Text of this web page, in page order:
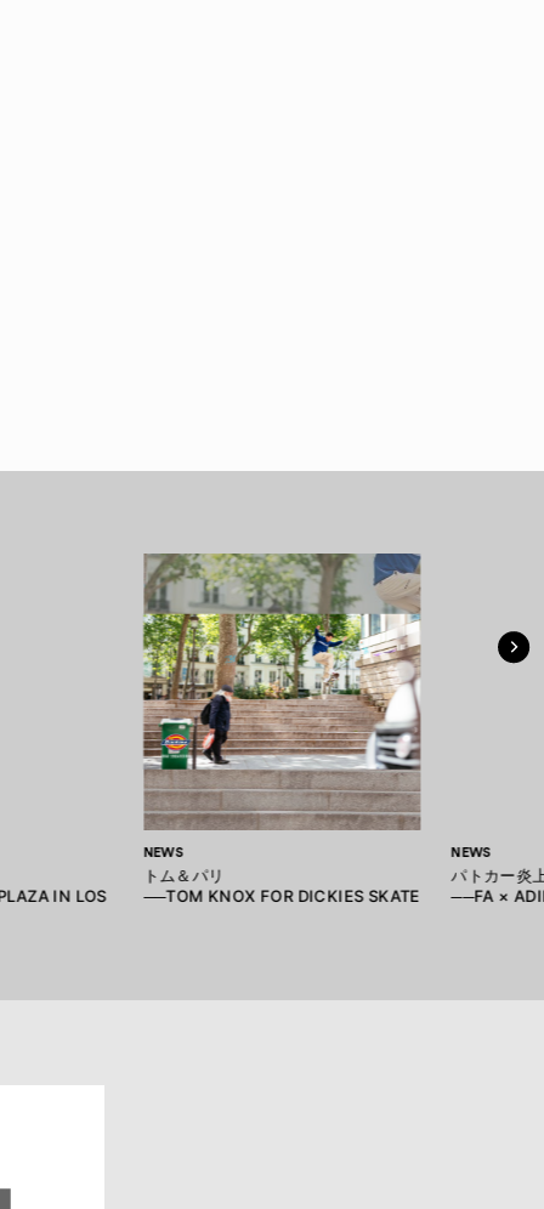
IN LOS
NEWS
トム＆パリ
──TOM KNOX FOR DICKIES SKATE
NEWS
パトカー炎
──FA ×